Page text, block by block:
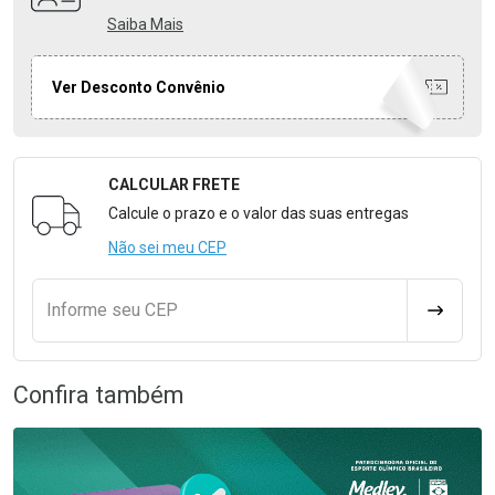
Saiba Mais
Ver Desconto Convênio
Formulário para Calcular o Frete
CALCULAR FRETE
Calcule o prazo e o valor das suas entregas
Não sei meu CEP
Informe seu CEP
Confira também